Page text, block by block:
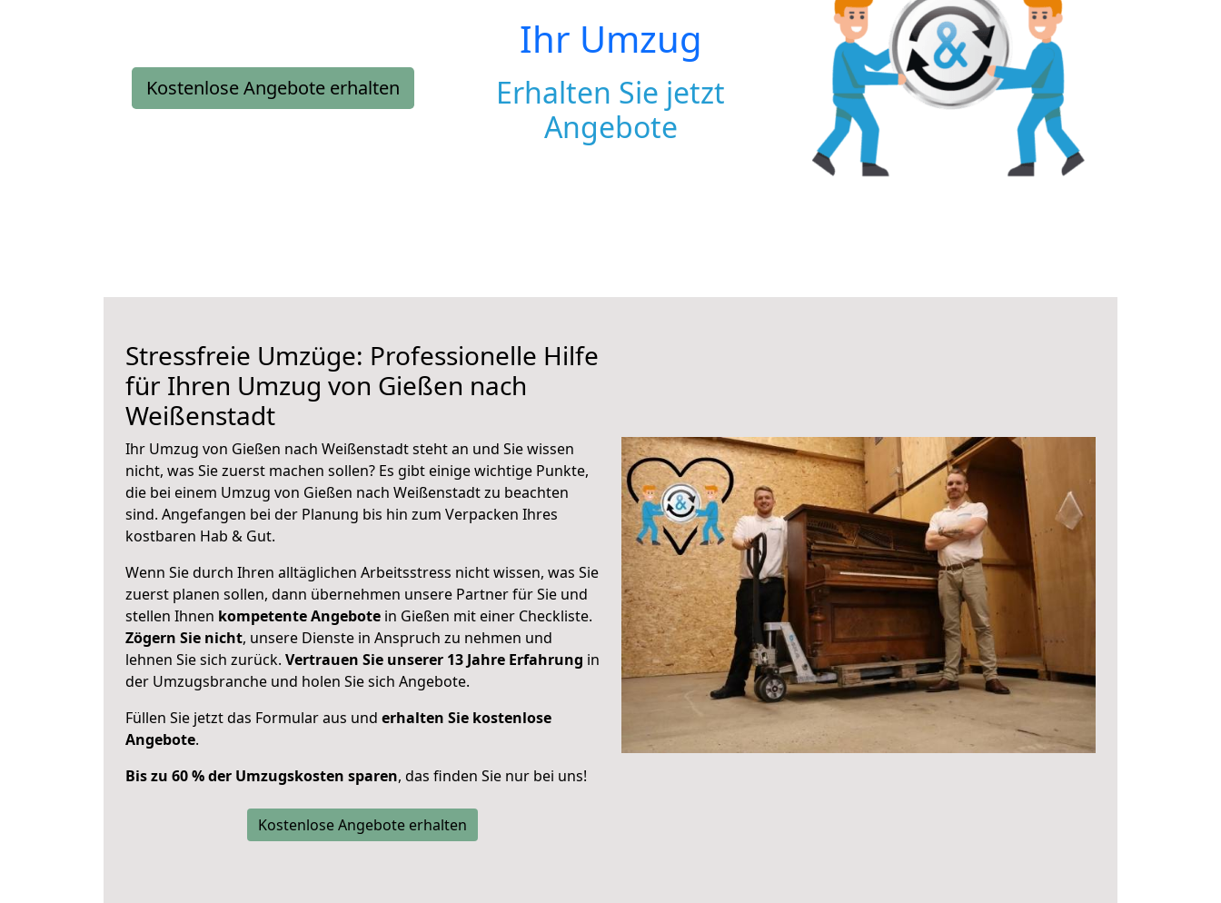
Kostenlose Angebote erhalten
Ihr Umzug
Erhalten Sie jetzt
Angebote
Stressfreie Umzüge: Professionelle Hilfe
für Ihren Umzug von Gießen nach
Weißenstadt
Ihr Umzug von Gießen nach Weißenstadt steht an und Sie wissen
nicht, was Sie zuerst machen sollen? Es gibt einige wichtige Punkte,
die bei einem Umzug von Gießen nach Weißenstadt zu beachten
sind. Angefangen bei der Planung bis hin zum Verpacken Ihres
kostbaren Hab & Gut.
Wenn Sie durch Ihren alltäglichen Arbeitsstress nicht wissen, was Sie
zuerst planen sollen, dann übernehmen unsere Partner für Sie und
stellen Ihnen kompetente Angebote in Gießen mit einer Checkliste.
Zögern Sie nicht, unsere Dienste in Anspruch zu nehmen und
lehnen Sie sich zurück. Vertrauen Sie unserer 13 Jahre Erfahrung in
der Umzugsbranche und holen Sie sich Angebote.
Füllen Sie jetzt das Formular aus und erhalten Sie kostenlose
Angebote.
Bis zu 60 % der Umzugskosten sparen, das finden Sie nur bei uns!
Kostenlose Angebote erhalten